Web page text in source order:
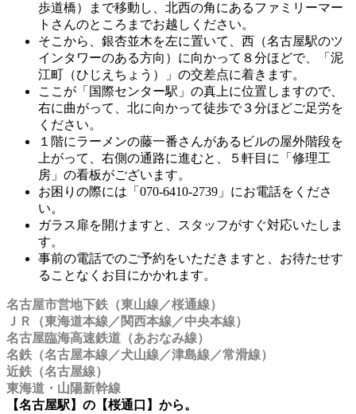
歩道橋）まで移動し、北西の角にあるファミリーマー
トさんのところまでお越しください。
そこから、銀杏並木を左に置いて、西（名古屋駅のツ
インタワーのある方向）に向かって８分ほどで、「泥
江町（ひじえちょう）」の交差点に着きます。
ここが「国際センター駅」の真上に位置しますので、
右に曲がって、北に向かって徒歩で３分ほどご足労を
ください。
１階にラーメンの藤一番さんがあるビルの屋外階段を
上がって、右側の通路に進むと、５軒目に「修理工
房」の看板がございます。
お困りの際には「070-6410-2739」にお電話をくださ
い。
ガラス扉を開けますと、スタッフがすぐ対応いたしま
す。
事前の電話でのご予約をいただきますと、お待たせす
ることなくお目にかかれます。
名古屋市営地下鉄（東山線／桜通線）
ＪＲ（東海道本線／関西本線／中央本線）
名古屋臨海高速鉄道（あおなみ線）
名鉄（名古屋本線／犬山線／津島線／常滑線）
近鉄（名古屋線）
東海道・山陽新幹線
【名古屋駅】の【桜通口】から。